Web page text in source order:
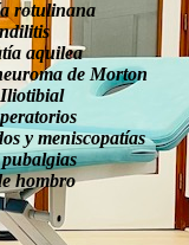
rotulinana
aquilea
de Morton
y meniscopatías
hombro